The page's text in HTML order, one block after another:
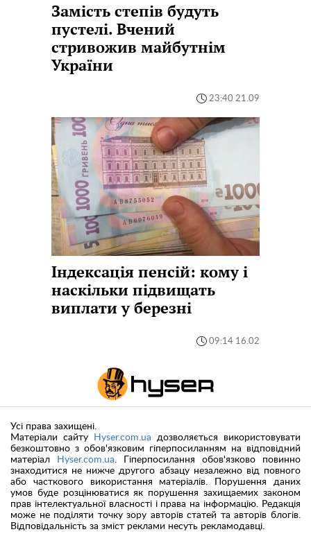
Замість степів будуть
пустелі. Вчений
стривожив майбутнім
України
23:40 21.09
Індексація пенсій: кому і
наскільки підвищать
виплати у березні
09:14 16.02
Усі права захищені.
Матеріали сайту
Hyser.com.ua дозволяється використовувати
безкоштовно з обов'язковим гіперпосиланням на відповідний
матеріал
Hyser.com.ua. Гіперпосилання обов'язково повинно
знаходитися не нижче другого абзацу незалежно від повного
або часткового використання матеріалів. Порушення даних
умов буде розцінюватися як порушення захищаемих законом
прав інтелектуальної власності і права на інформацію. Редакція
може не поділяти точку зору авторів статей та авторів блогів.
Відповідальність за зміст реклами несуть рекламодавці.